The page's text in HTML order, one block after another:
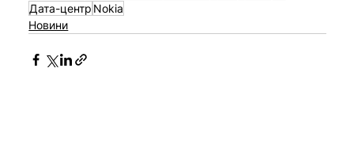
Дата-центр Nokia
Новини